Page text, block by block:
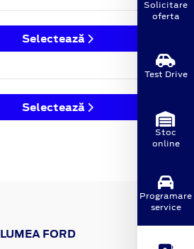
Selectează
Selectează
LUMEA FORD
Solicitare
oferta
Test Drive
Stoc
online
Programare
service